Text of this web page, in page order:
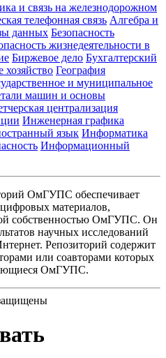
и связь на железнодорожном
телефонная связь Алгебра и
данных Безопасность
жизнедеятельности в
Биржевое дело Бухгалтерский
География
и муниципальное
машин и основы
централизация
Инженерная графика
язык Информатика
Информационный
ОмГУПС обеспечивает
материалов,
собственностью ОмГУПС. Он
научных исследований
Репозиторий содержит
или соавторами которых
ОмГУПС.